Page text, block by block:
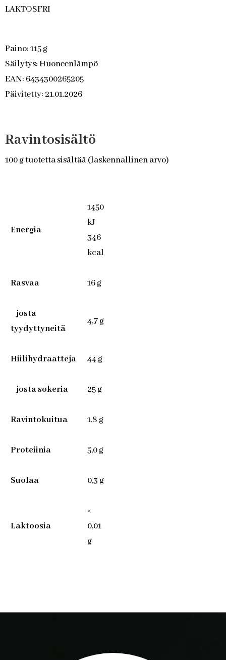
LAKTOSFRI
Paino: 115 g
Säilytys: Huoneenlämpö
EAN: 6434300265205
Päivitetty: 21.01.2026
Ravintosisältö
100 g tuotetta sisältää (laskennallinen arvo)
Energia
1450
kJ
346
kcal
Rasvaa 16 g
josta
tyydyttyneitä
4,7 g
Hiilihydraatteja 44 g
josta sokeria 25 g
Ravintokuitua 1,8 g
Proteiinia 5,0 g
Suolaa 0,3 g
Laktoosia
<
0,01
g